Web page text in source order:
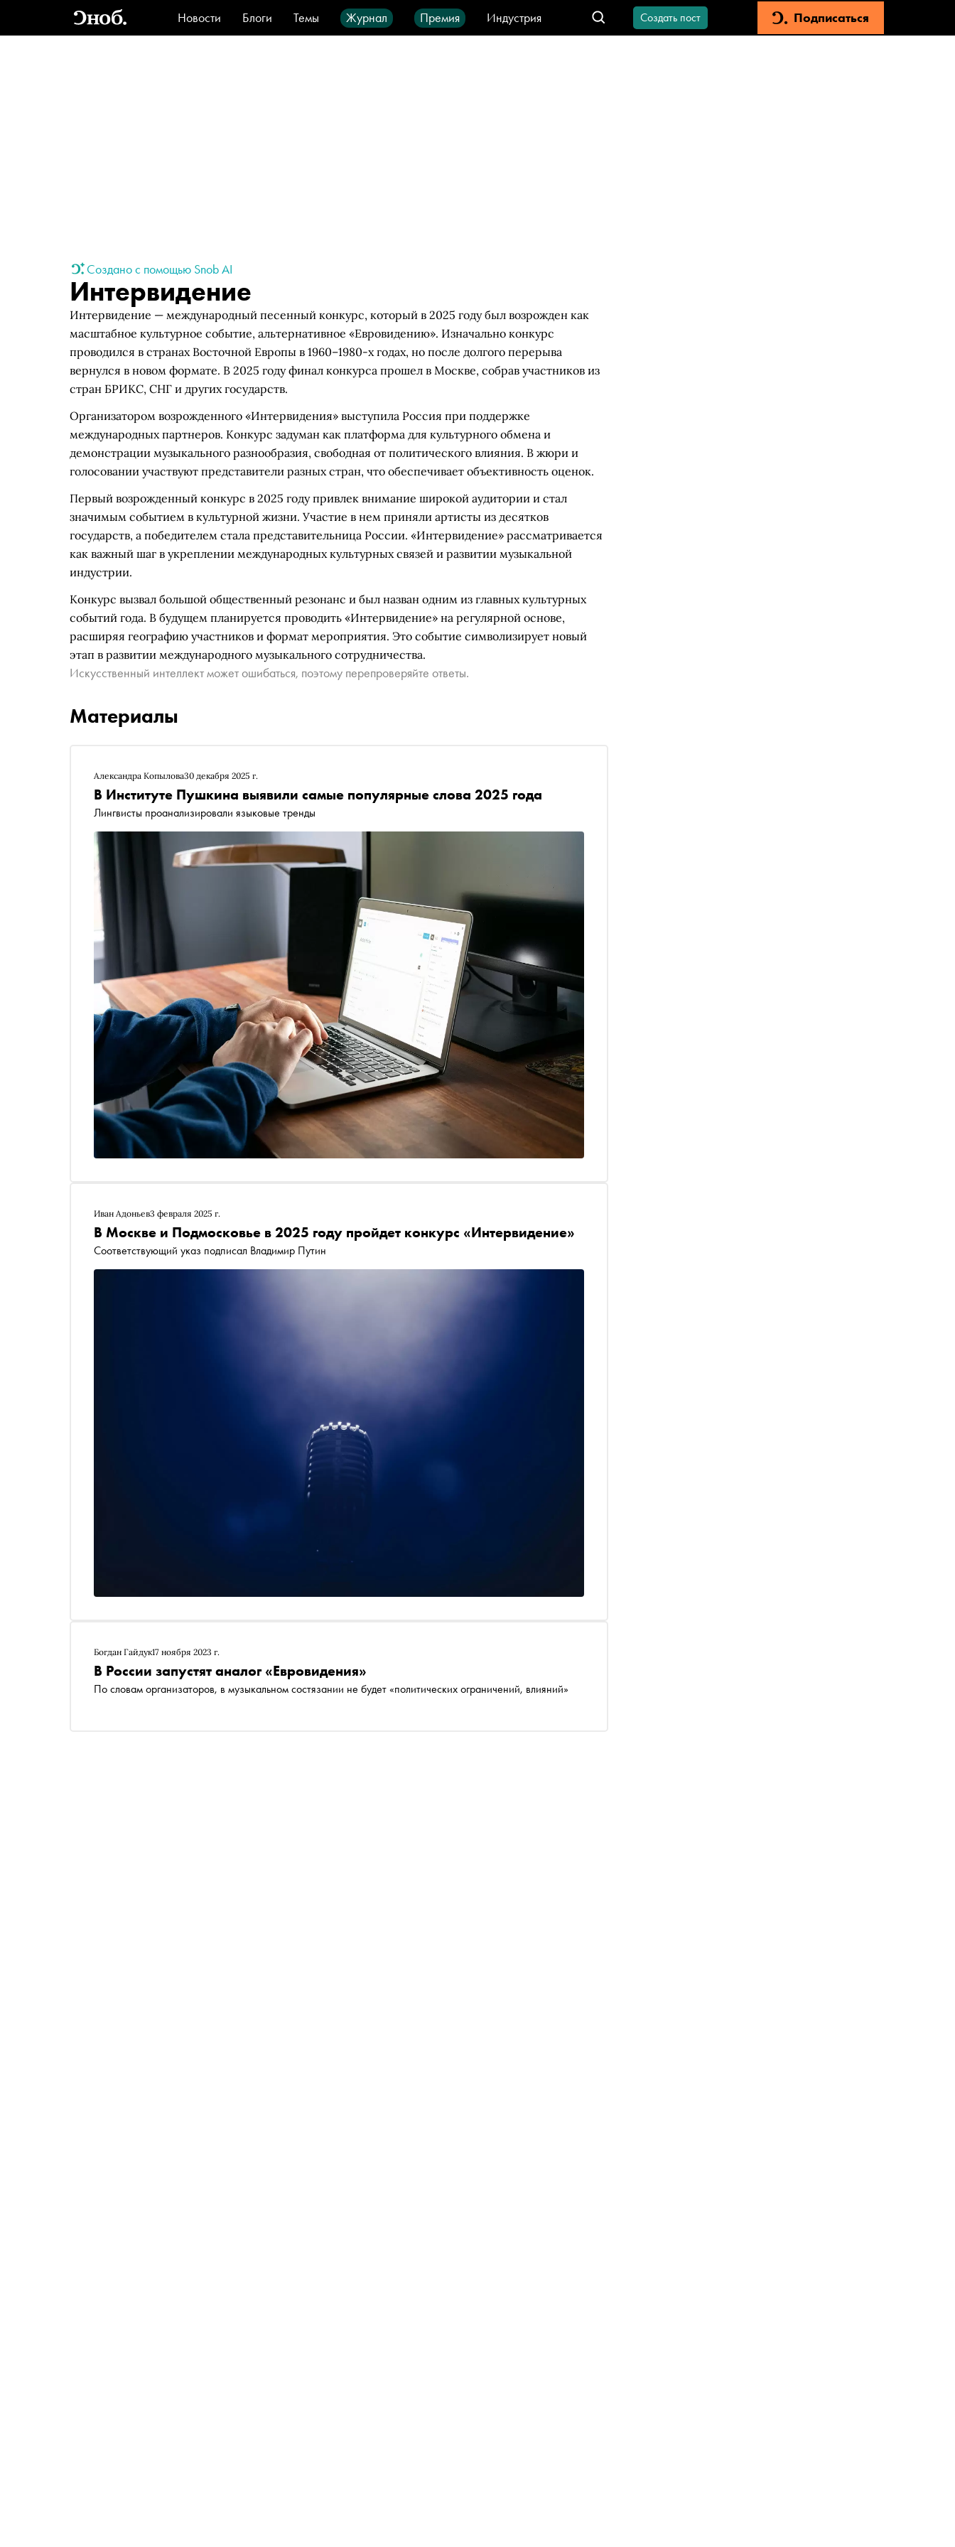
Новости Блоги Темы Журнал Премия
Индустрия
Стиль
Видео Город IT-продукты
Создать пост Подписаться
Создано с помощью Snob AI
Интервидение
Интервидение — международный песенный конкурс, который в 2025 году был возрожден как
масштабное культурное событие, альтернативное «Евровидению». Изначально конкурс
проводился в странах Восточной Европы в 1960–1980-х годах, но после долгого перерыва
вернулся в новом формате. В 2025 году финал конкурса прошел в Москве, собрав участников из
стран БРИКС, СНГ и других государств.
Организатором возрожденного «Интервидения» выступила Россия при поддержке
международных партнеров. Конкурс задуман как платформа для культурного обмена и
демонстрации музыкального разнообразия, свободная от политического влияния. В жюри и
голосовании участвуют представители разных стран, что обеспечивает объективность оценок.
Первый возрожденный конкурс в 2025 году привлек внимание широкой аудитории и стал
значимым событием в культурной жизни. Участие в нем приняли артисты из десятков
государств, а победителем стала представительница России. «Интервидение» рассматривается
как важный шаг в укреплении международных культурных связей и развитии музыкальной
индустрии.
Конкурс вызвал большой общественный резонанс и был назван одним из главных культурных
событий года. В будущем планируется проводить «Интервидение» на регулярной основе,
расширяя географию участников и формат мероприятия. Это событие символизирует новый
этап в развитии международного музыкального сотрудничества.
Искусственный интеллект может ошибаться, поэтому перепроверяйте ответы.
Материалы
Александра Копылова30 декабря 2025 г.
В Институте Пушкина выявили самые популярные слова 2025 года
Лингвисты проанализировали языковые тренды
Иван Адоньев3 февраля 2025 г.
В Москве и Подмосковье в 2025 году пройдет конкурс «Интервидение»
Соответствующий указ подписал Владимир Путин
Богдан Гайдук17 ноября 2023 г.
В России запустят аналог «Евровидения»
По словам организаторов, в музыкальном состязании не будет «политических ограничений, влияний»